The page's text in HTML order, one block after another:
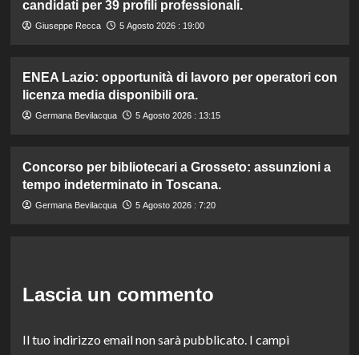
candidati per 39 profili professionali.
Giuseppe Recca 5 Agosto 2026 : 19:00
ENEA Lazio: opportunità di lavoro per operatori con
licenza media disponibili ora.
Germana Bevilacqua 5 Agosto 2026 : 13:15
Concorso per bibliotecari a Grosseto: assunzioni a
tempo indeterminato in Toscana.
Germana Bevilacqua 5 Agosto 2026 : 7:20
Lascia un commento
Il tuo indirizzo email non sarà pubblicato. I campi